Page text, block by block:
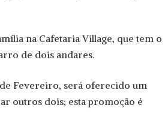
na Cafetaria Village, que tem o
de dois andares.
Fevereiro, será oferecido um
outros dois; esta promoção é